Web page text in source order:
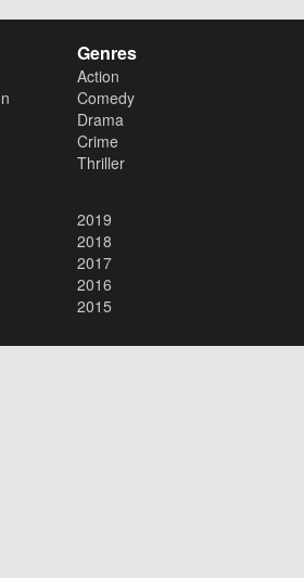
Genres
Action
Comedy
Drama
Crime
Thriller
2019
2018
2017
2016
2015